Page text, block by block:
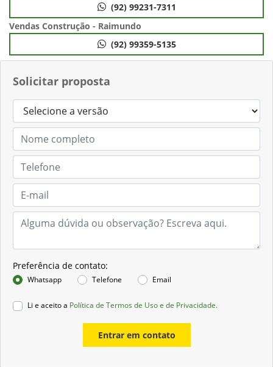
Solicitar proposta
Preferência de contato:
Whatsapp Telefone Email
Li e aceito a Política de Termos de Uso e de Privacidade.
Entrar em contato
(92) 99231-7311
Vendas Construção - Raimundo
(92) 99359-5135